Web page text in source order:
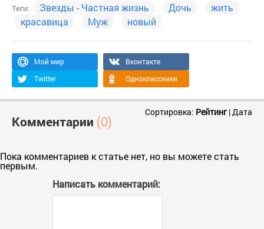
Теги: Звезды - Частная жизнь Дочь
жить
красавица
Муж новый
Мой мир
Вконтакте
Twitter
Одноклассники
Комментарии (0)
Сортировка: Рейтинг|Дата
Пока комментариев к статье нет, но вы можете стать
первым.
Написать комментарий: